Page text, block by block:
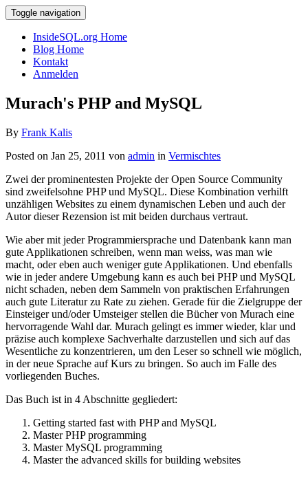
Toggle navigation
InsideSQL.org Home
Blog Home
Kontakt
Anmelden
Murach's PHP and MySQL
By Frank Kalis
Posted on Jan 25, 2011 von admin in Vermischtes
Zwei der prominentesten Projekte der Open Source Community
sind zweifelsohne PHP und MySQL. Diese Kombination verhilft
unzähligen Websites zu einem dynamischen Leben und auch der
Autor dieser Rezension ist mit beiden durchaus vertraut.
Wie aber mit jeder Programmiersprache und Datenbank kann man
gute Applikationen schreiben, wenn man weiss, was man wie
macht, oder eben auch weniger gute Applikationen. Und ebenfalls
wie in jeder andere Umgebung kann es auch bei PHP und MySQL
nicht schaden, neben dem Sammeln von praktischen Erfahrungen
auch gute Literatur zu Rate zu ziehen. Gerade für die Zielgruppe der
Einsteiger und/oder Umsteiger stellen die Bücher von Murach eine
hervorragende Wahl dar. Murach gelingt es immer wieder, klar und
präzise auch komplexe Sachverhalte darzustellen und sich auf das
Wesentliche zu konzentrieren, um den Leser so schnell wie möglich,
in der neue Sprache auf Kurs zu bringen. So auch im Falle des
vorliegenden Buches.
Das Buch ist in 4 Abschnitte gegliedert:
Getting started fast with PHP and MySQL
Master PHP programming
Master MySQL programming
Master the advanced skills for building websites